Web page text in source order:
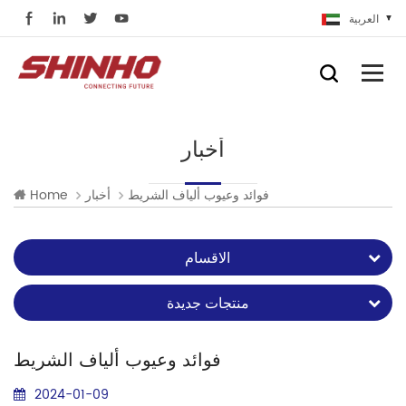
العربية
أخبار
Home أخبار فوائد وعيوب ألياف الشريط
الاقسام
منتجات جديدة
فوائد وعيوب ألياف الشريط
2024-01-09